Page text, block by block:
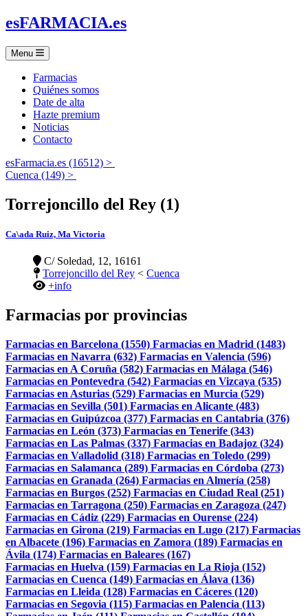
esFARMACIA.es
Menu
Farmacias
Quiénes somos
Date de alta
Hazte premium
Noticias
Contacto
esFarmacia.es (16512) >
Cuenca (149) >
Torrejoncillo del Rey (1)
Ca\ada Ruiz, Ma Victoria
C/ Soledad, 12, 16161
Torrejoncillo del Rey < Cuenca
+info
Farmacias por provincias
Farmacias en Barcelona (1550) Farmacias en Madrid (1483)
Farmacias en Navarra (632) Farmacias en Valencia (596)
Farmacias en A Coruña (582) Farmacias en Málaga (546)
Farmacias en Pontevedra (542) Farmacias en Vizcaya (535)
Farmacias en Asturias (529) Farmacias en Murcia (529)
Farmacias en Sevilla (501) Farmacias en Alicante (483)
Farmacias en Guipúzcoa (377) Farmacias en Cantabria (376)
Farmacias en León (373) Farmacias en Tenerife (343)
Farmacias en Las Palmas (337) Farmacias en Badajoz (324)
Farmacias en Valladolid (318) Farmacias en Toledo (299)
Farmacias en Salamanca (289) Farmacias en Córdoba (273)
Farmacias en Granada (264) Farmacias en Almería (258)
Farmacias en Burgos (252) Farmacias en Ciudad Real (251)
Farmacias en Tarragona (250) Farmacias en Zaragoza (247)
Farmacias en Cádiz (229) Farmacias en Ourense (224)
Farmacias en Girona (219) Farmacias en Lugo (217) Farmacias
en Albacete (196) Farmacias en Zamora (189) Farmacias en
Ávila (174) Farmacias en Baleares (167)
Farmacias en Huelva (159) Farmacias en La Rioja (152)
Farmacias en Cuenca (149) Farmacias en Álava (136)
Farmacias en Lleida (128) Farmacias en Cáceres (120)
Farmacias en Segovia (115) Farmacias en Palencia (113)